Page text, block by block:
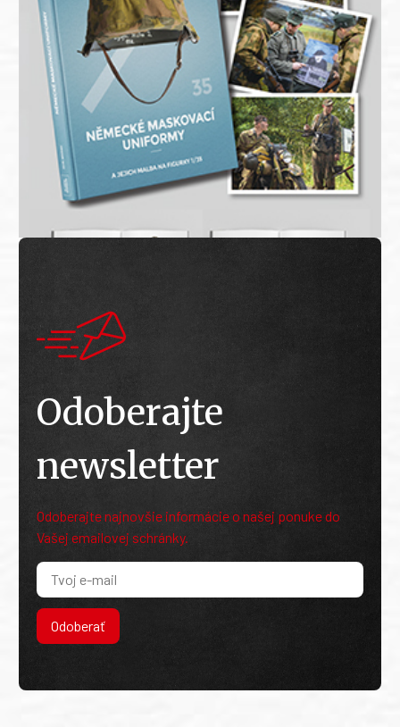
Odoberajte
newsletter
Odoberajte najnovšie informácie o našej ponuke do
Vašej emailovej schránky.
Odoberať